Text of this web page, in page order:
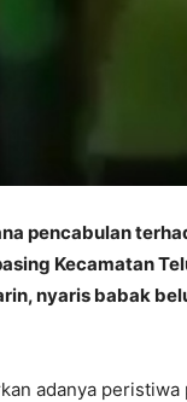
pencabulan
Kecamatan
nyaris babak
adanya